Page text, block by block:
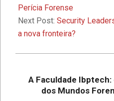
08
Perícia Forense
Next Post: Security
a nova fronteira?
A Faculdade
dos Mundos
Encontro
Tecnológico
Cibernética
vestibular,
Faculdade